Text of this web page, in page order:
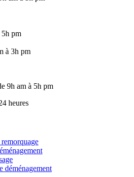
5h pm
à 3h pm
9h am à 5h pm
heures
déménagement